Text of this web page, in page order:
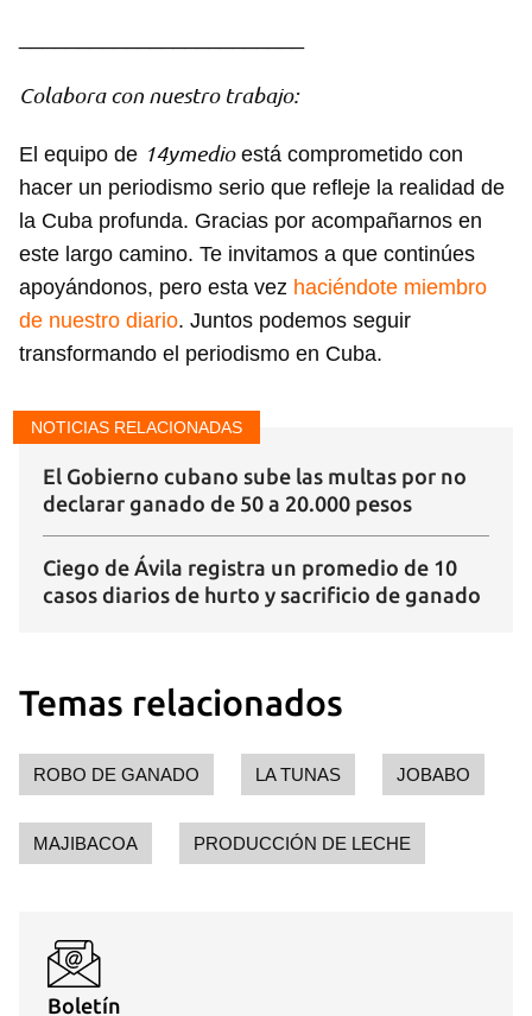
Colabora con nuestro trabajo:
El equipo de 14ymedioestá comprometido con
hacer un periodismo serio que refleje la realidad de
la Cuba profunda. Gracias por acompañarnos en
este largo camino. Te invitamos a que continúes
apoyándonos, pero esta vez haciéndote miembro
de nuestro diario. Juntos podemos seguir
transformando el periodismo en Cuba.
NOTICIAS RELACIONADAS
El Gobierno cubano sube las multas por no
declarar ganado de 50 a 20.000 pesos
Ciego de Ávila registra un promedio de 10
casos diarios de hurto y sacrificio de ganado
Temas relacionados
ROBO DE GANADO LA TUNAS JOBABO
MAJIBACOA PRODUCCIÓN DE LECHE
Boletín